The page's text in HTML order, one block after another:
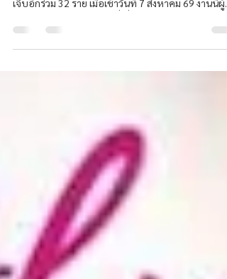
?!?
สื่อทั่วโลกประโคมข่าวเหตุเด็กนักเรียนก่อเหตุใช้อาวุธปื
ยิงปู่-ย่าในบ้านพัก ก่อนไปโรงเรียนกราดยิงครูดับ 8 บาด
สังคมปัจจุบันการเสพสื่อจากโซเซียลมีผลกับเด็กอยากที่
จะปฏิเสธ โทรศัพท์มือถือคือปัจจัยต้นเหตุของปัญหา
หนึ่ง พฤติ กรรมการเลียนแบบ ที่ทุกฝ่ายลืมไปนานแล้ว